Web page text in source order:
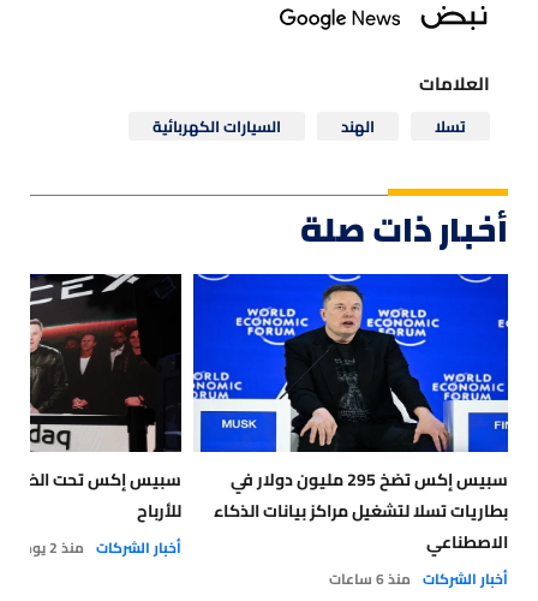
العلامات
تسلا الهند السيارات الكهربائية
أخبار ذات صلة
سبيس إكس تضخ 295 مليون دولار في
بطاريات تسلا لتشغيل مراكز بيانات الذكاء
الاصطناعي
أخبار الشركات منذ 6 ساعات
سبيس إكس تحت الضغط
للأرباح
أخبار الشركات منذ 2 يوم